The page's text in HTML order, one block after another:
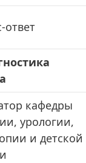
ответ
кафедры
урологии,
и детской